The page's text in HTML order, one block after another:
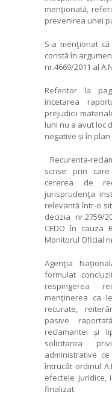
menţionată,
prevenirea unei
S-a menţionat
constă în
nr.4669/2011 al
Referitor la
încetarea
prejudicii
luni nu a avut loc
negative și în
Recurenta-
scrise prin
cererea de
jurisprudenţa
relevantă într-o
decizia nr.2759/
CEDO în cauza
Monitorul Oficial
Agenţia
formulat
respingerea
menţinerea ca
recurate,
pasive
reclamantei și
solicitarea
administrative
întrucât ordinul
efectele juridice,
finalizat.